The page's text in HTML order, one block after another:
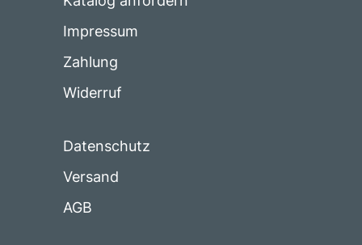
Impressum
Zahlung
Widerruf
Datenschutz
Versand
AGB